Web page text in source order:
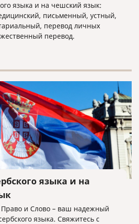
языка и на чешский язык:
письменный, устный,
перевод личных
перевод.
языка и на
и Слово – ваш надежный
языка. Свяжитесь с